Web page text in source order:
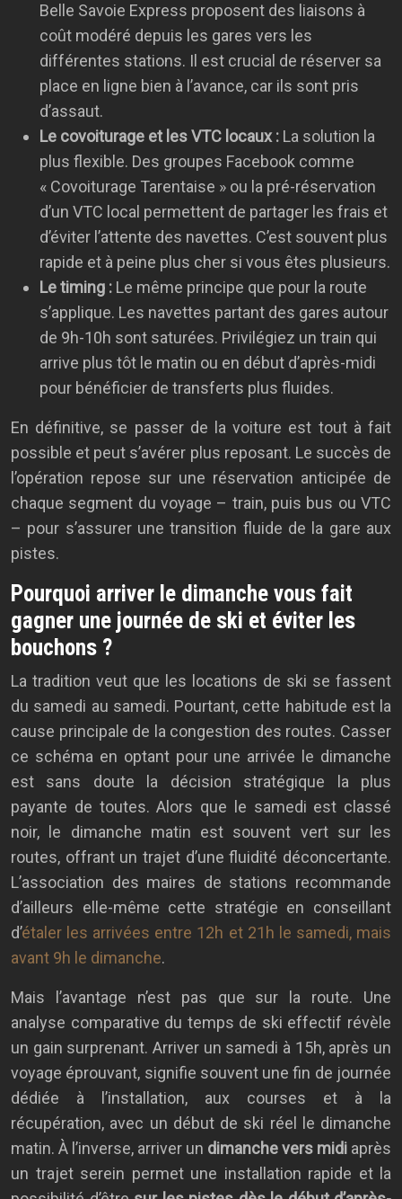
Belle Savoie Express proposent des liaisons à
coût modéré depuis les gares vers les
différentes stations. Il est crucial de réserver sa
place en ligne bien à l’avance, car ils sont pris
d’assaut.
Le covoiturage et les VTC locaux : La solution la
plus flexible. Des groupes Facebook comme
« Covoiturage Tarentaise » ou la pré-réservation
d’un VTC local permettent de partager les frais et
d’éviter l’attente des navettes. C’est souvent plus
rapide et à peine plus cher si vous êtes plusieurs.
Le timing : Le même principe que pour la route
s’applique. Les navettes partant des gares autour
de 9h-10h sont saturées. Privilégiez un train qui
arrive plus tôt le matin ou en début d’après-midi
pour bénéficier de transferts plus fluides.
En définitive, se passer de la voiture est tout à fait
possible et peut s’avérer plus reposant. Le succès de
l’opération repose sur une réservation anticipée de
chaque segment du voyage – train, puis bus ou VTC
– pour s’assurer une transition fluide de la gare aux
pistes.
Pourquoi arriver le dimanche vous fait
gagner une journée de ski et éviter les
bouchons ?
La tradition veut que les locations de ski se fassent
du samedi au samedi. Pourtant, cette habitude est la
cause principale de la congestion des routes. Casser
ce schéma en optant pour une arrivée le dimanche
est sans doute la décision stratégique la plus
payante de toutes. Alors que le samedi est classé
noir, le dimanche matin est souvent vert sur les
routes, offrant un trajet d’une fluidité déconcertante.
L’association des maires de stations recommande
d’ailleurs elle-même cette stratégie en conseillant
d’étaler les arrivées entre 12h et 21h le samedi, mais
avant 9h le dimanche.
Mais l’avantage n’est pas que sur la route. Une
analyse comparative du temps de ski effectif révèle
un gain surprenant. Arriver un samedi à 15h, après un
voyage éprouvant, signifie souvent une fin de journée
dédiée à l’installation, aux courses et à la
récupération, avec un début de ski réel le dimanche
matin. À l’inverse, arriver un dimanche vers midi après
un trajet serein permet une installation rapide et la